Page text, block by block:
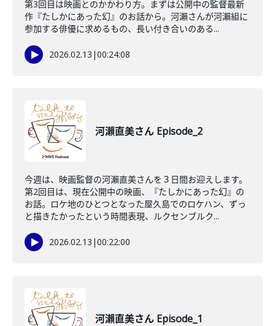
第3回目は映画とのかかわり方。まずは公開中の監督最新
作『たしかにあった幻』のお話から。河瀨さんが河瀨組に
参加する俳優に求めるもの、長い付き合いのある...
2026.02.13 |00:24:08
河瀨直美さん Episode_2
今週は、映画監督の河瀨直美さんを３日間お迎えします。
第2回目は、現在公開中の映画、『たしかにあった幻』の
お話。ロケ地のひとつとなった屋久島でのロケハン、ずっ
と描きたかったという時間表現、ルクセンブルク...
2026.02.13 |00:22:00
河瀨直美さん Episode_1